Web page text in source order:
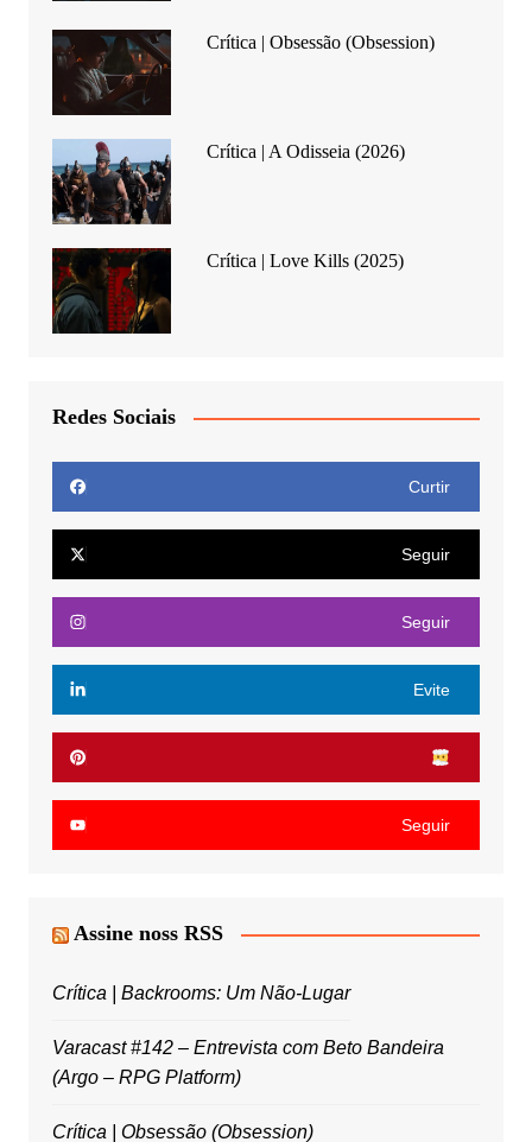
Crítica | Obsessão (Obsession)
Crítica | A Odisseia (2026)
Crítica | Love Kills (2025)
Redes Sociais
Curtir
Seguir
Seguir
Evite
Seguir
Assine noss RSS
Crítica | Backrooms: Um Não-Lugar
Varacast #142 – Entrevista com Beto Bandeira
(Argo – RPG Platform)
Crítica | Obsessão (Obsession)